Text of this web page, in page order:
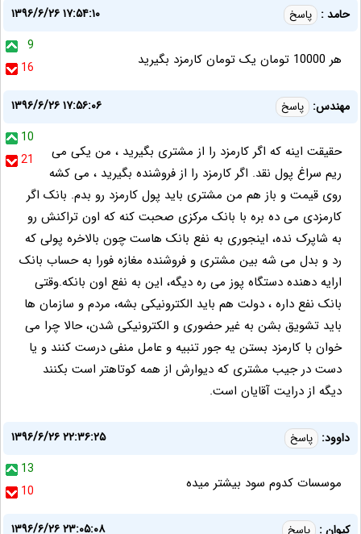
حامد : پاسخ
۱۳۹۶/۶/۲۶ ۱۷:۵۴:۱۰
9
16
هر 10000 تومان یک تومان کارمزد بگیرید
مهندس: پاسخ
۱۳۹۶/۶/۲۶ ۱۷:۵۶:۰۶
10
21
حقیقت اینه که اگر کارمزد را از مشتری بگیرید ، من یکی می
ریم سراغ پول نقد. اگر کارمزد را از فروشنده بگیرید ، می کشه
روی قیمت و باز هم من مشتری باید پول کارمزد رو بدم. بانک اگر
کارمزدی می ده بره با بانک مرکزی صحبت کنه که اون تراکنش رو
به شاپرک نده، اینجوری به نفع بانک هاست چون بالاخره پولی که
رد و بدل می شه بین مشتری و فروشنده مغازه فورا به حساب بانک
ارایه دهنده دستگاه پوز می ره دیگه، این به نفع اون بانکه.وقتی
بانک نفع داره ، دولت هم باید الکترونیکی بشه، مردم و سازمان ها
باید تشویق بشن به غیر حضوری و الکترونیکی شدن، حالا چرا می
خوان با کارمزد بستن یه جور تنبیه و عامل منفی درست کنند و یا
دست در جیب مشتری که دیوارش از همه کوتاهتر است بکنند
دیگه از درایت آقایان است.
داوود: پاسخ
۱۳۹۶/۶/۲۶ ۲۲:۳۶:۲۵
13
10
موسسات کدوم سود بیشتر میده
کیوان : پاسخ ۱۳۹۶/۶/۲۶ ۲۳:۰۵:۰۸